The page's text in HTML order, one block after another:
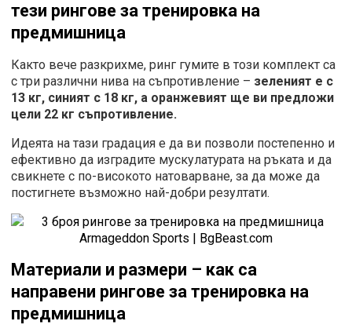
тези рингове за тренировка на
предмишница
Както вече разкрихме, ринг гумите в този комплект са
с три различни нива на съпротивление – зеленият е с
13 кг, синият с 18 кг, а оранжевият ще ви предложи
цели 22 кг съпротивление.
Идеята на тази градация е да ви позволи постепенно и
ефективно да изградите мускулатурата на ръката и да
свикнете с по-високото натоварване, за да може да
постигнете възможно най-добри резултати.
Материали и размери – как са
направени рингове за тренировка на
предмишница